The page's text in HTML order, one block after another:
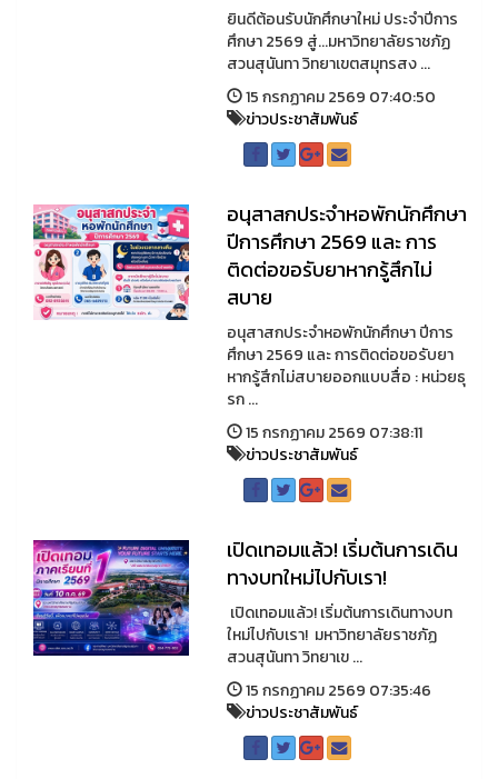
ยินดีต้อนรับนักศึกษาใหม่ ประจำปีการ
ศึกษา 2569 สู่...มหาวิทยาลัยราชภัฏ
สวนสุนันทา วิทยาเขตสมุทรสง ...
15 กรกฏาคม 2569 07:40:50
ข่าวประชาสัมพันธ์
อนุสาสกประจำหอพักนักศึกษา
ปีการศึกษา 2569 และ การ
ติดต่อขอรับยาหากรู้สึกไม่
สบาย
อนุสาสกประจำหอพักนักศึกษา ปีการ
ศึกษา 2569 และ การติดต่อขอรับยา
หากรู้สึกไม่สบายออกแบบสื่อ : หน่วยธุ
รก ...
15 กรกฏาคม 2569 07:38:11
ข่าวประชาสัมพันธ์
เปิดเทอมแล้ว! เริ่มต้นการเดิน
ทางบทใหม่ไปกับเรา!
เปิดเทอมแล้ว! เริ่มต้นการเดินทางบท
ใหม่ไปกับเรา! มหาวิทยาลัยราชภัฏ
สวนสุนันทา วิทยาเข ...
15 กรกฏาคม 2569 07:35:46
ข่าวประชาสัมพันธ์